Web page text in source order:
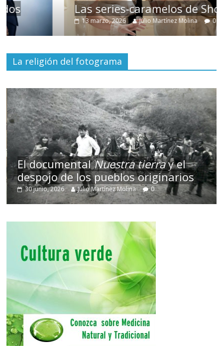
Las series-caramelos de Shondaland
Julio Martínez Molina 0
La religión del fotograma
El documentalNuestra tierray el
despojo de los pueblos originarios
30 junio, 2026 Julio Martínez Molina 0